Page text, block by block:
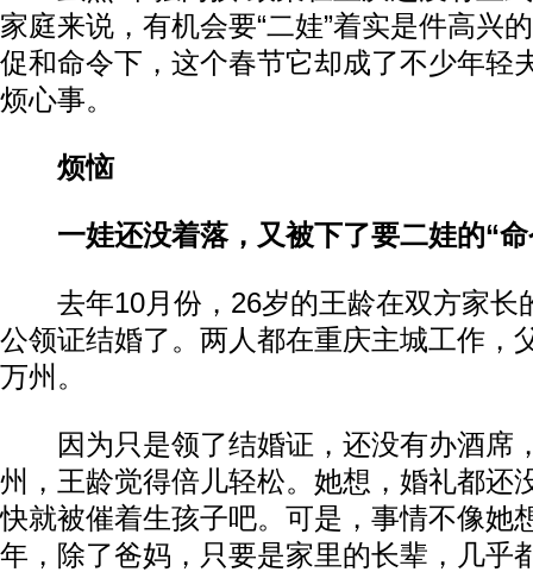
家庭来说，有机会要“二娃”着实是件高兴
促和命令下，这个春节它却成了不少年轻
烦心事。
烦恼
一娃还没着落，又被下了要二娃的“命
去年10月份，26岁的王龄在双方家长
公领证结婚了。两人都在重庆主城工作，
万州。
因为只是领了结婚证，还没有办酒席
州，王龄觉得倍儿轻松。她想，婚礼都还
快就被催着生孩子吧。可是，事情不像她
年，除了爸妈，只要是家里的长辈，几乎